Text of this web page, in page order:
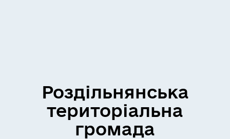
Роздільнянська
територіальна
громада